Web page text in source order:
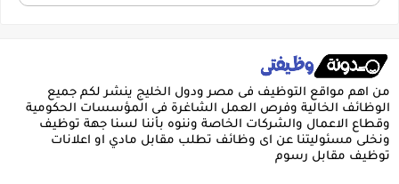
من اهم مواقع التوظيف فى مصر ودول الخليج ينشر لكم جميع
الوظائف الخالية وفرص العمل الشاغرة فى المؤسسات الحكومية
وقطاع الاعمال والشركات الخاصة وننوه بأننا لسنا جهة توظيف
ونخلى مسئوليتنا عن اى وظائف تطلب مقابل مادي او اعلانات
توظيف مقابل رسوم